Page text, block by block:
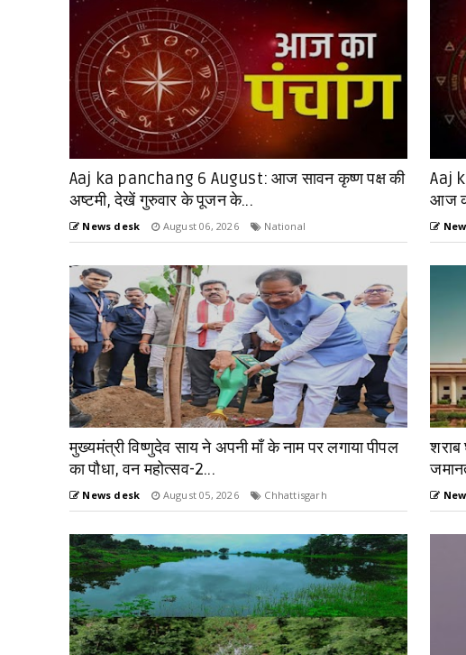
Aaj ka panchang 6 August: आज सावन कृष्ण पक्ष की
अष्टमी, देखें गुरुवार के पूजन के...
News desk August 06, 2026 National
Aaj
आज
मुख्यमंत्री विष्णुदेव साय ने अपनी माँ के नाम पर लगाया पीपल
का पौधा, वन महोत्सव-2...
News desk August 05, 2026 Chhattisgarh
शराब